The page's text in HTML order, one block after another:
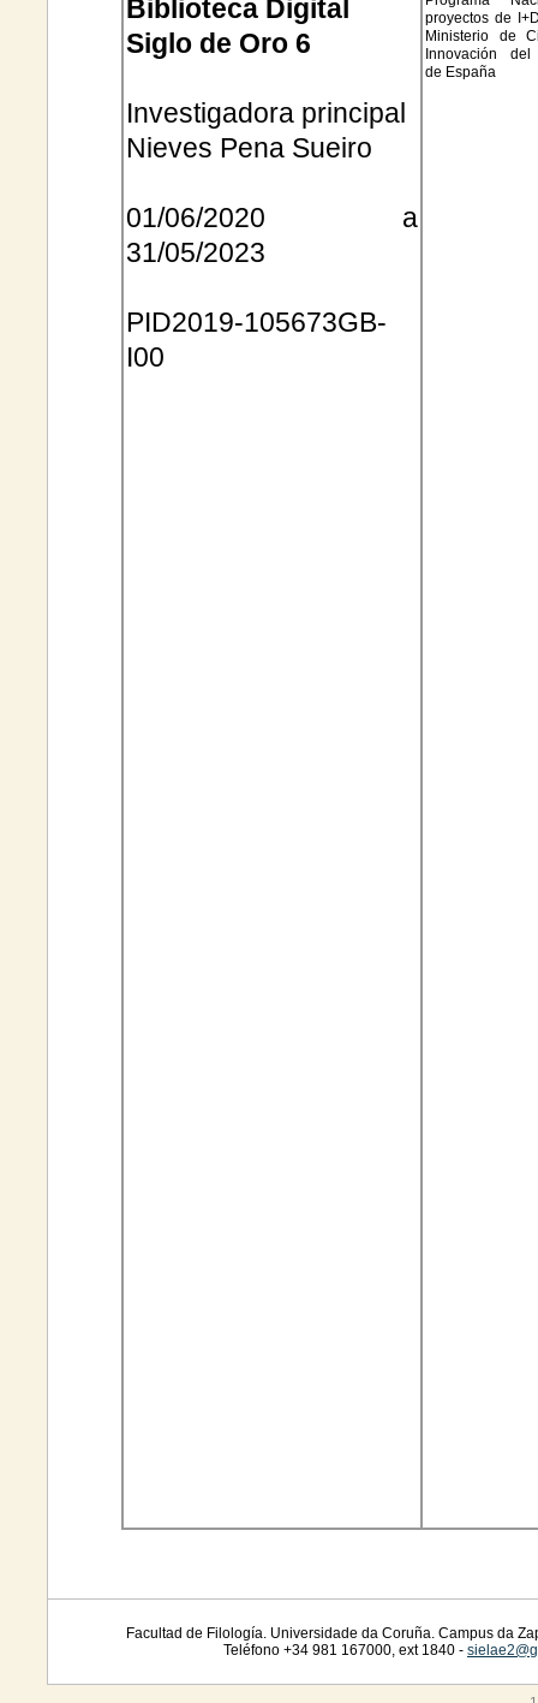
Biblioteca Digital
Siglo de Oro 6
Investigadora principal
Nieves Pena Sueiro
01/06/2020 a
31/05/2023
PID2019-105673GB-
I00
proyectos de
Ministerio de
Innovación del
de España
Facultad de Filología. Universidade da Coruña. Campus da
Teléfono +34 981 167000, ext 1840 -